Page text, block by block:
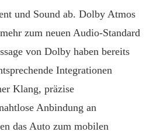
und Sound ab. Dolby Atmos
zum neuen Audio-Standard
von Dolby haben bereits
Integrationen
Klang, präzise
Anbindung an
das Auto zum mobilen